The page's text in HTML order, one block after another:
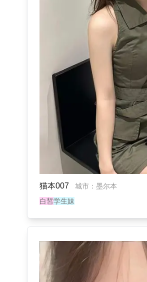
猫本007 城市 ： 墨尔本
白皙学生妹